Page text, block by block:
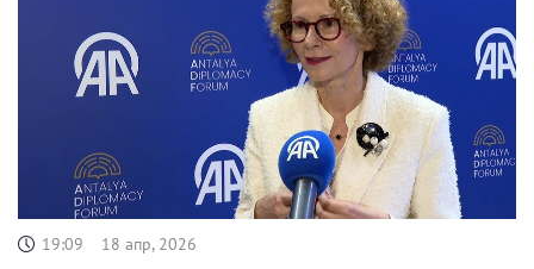
19:09 18 апр, 2026